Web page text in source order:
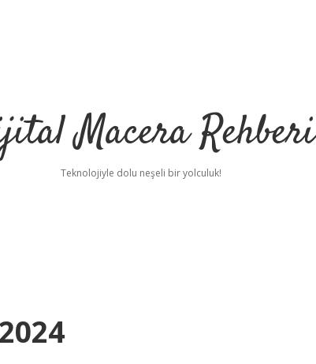
Macera Rehberi
Teknolojiyle dolu neşeli bir yolculuk!